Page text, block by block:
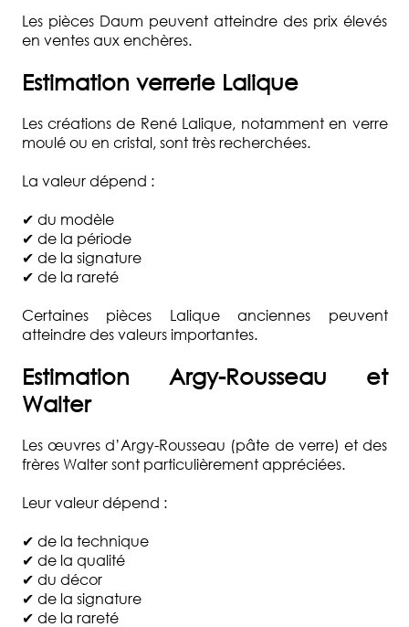
Les pièces Daum peuvent atteindre des prix élevés
en ventes aux enchères.
Estimation verrerie Lalique
Les créations de René Lalique, notamment en verre
moulé ou en cristal, sont très recherchées.
La valeur dépend :
✔ du modèle
✔ de la période
✔ de la signature
✔ de la rareté
Certaines pièces Lalique anciennes peuvent
atteindre des valeurs importantes.
Estimation Argy-Rousseau et
Walter
Les œuvres d’Argy-Rousseau (pâte de verre) et des
frères Walter sont particulièrement appréciées.
Leur valeur dépend :
✔ de la technique
✔ de la qualité
✔ du décor
✔ de la signature
✔ de la rareté